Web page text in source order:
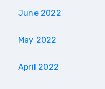
June 2022
May 2022
April 2022